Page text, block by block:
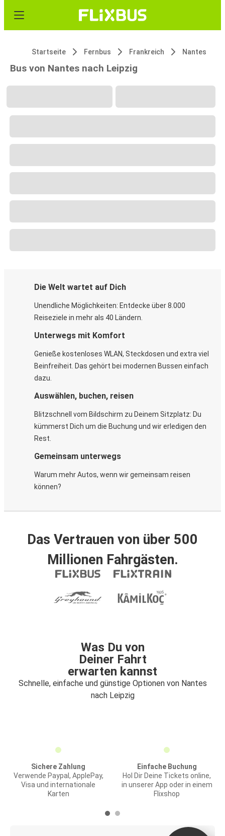
Startseite Fernbus Frankreich Nantes
Bus von Nantes nach Leipzig
Die Welt wartet auf Dich
Unendliche Möglichkeiten: Entdecke über 8.000
Reiseziele in mehr als 40 Ländern.
Unterwegs mit Komfort
Genieße kostenloses WLAN, Steckdosen und extra viel
Beinfreiheit. Das gehört bei modernen Bussen einfach
dazu.
Auswählen, buchen, reisen
Blitzschnell vom Bildschirm zu Deinem Sitzplatz: Du
kümmerst Dich um die Buchung und wir erledigen den
Rest.
Gemeinsam unterwegs
Warum mehr Autos, wenn wir gemeinsam reisen
können?
Das Vertrauen von über 500
Millionen Fahrgästen.
Was Du von
Deiner Fahrt
erwarten kannst
Schnelle, einfache und günstige Optionen von Nantes
nach Leipzig
Sichere Zahlung
Verwende Paypal, ApplePay,
Visa und internationale
Karten
Einfache Buchung
Hol Dir Deine Tickets online,
in unserer App oder in einem
Flixshop